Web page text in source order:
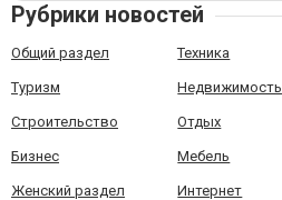
Рубрики новостей
Общий раздел Техника
Туризм Недвижимость
Строительство Отдых
Бизнес Мебель
Женский раздел Интернет